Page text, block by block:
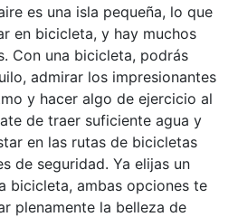
es una isla pequeña, lo que
en bicicleta, y hay muchos
Con una bicicleta, podrás
admirar los impresionantes
y hacer algo de ejercicio al
de traer suficiente agua y
en las rutas de bicicletas
de seguridad. Ya elijas un
bicicleta, ambas opciones te
plenamente la belleza de